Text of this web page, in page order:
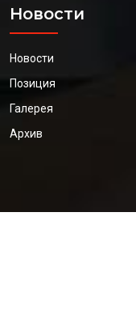
Новости
Новости
Позиция
Галерея
Архив